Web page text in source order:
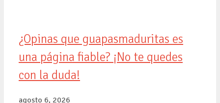
¿Opinas que guapasmaduritas es
una página fiable? ¡No te quedes
con la duda!
agosto 6, 2026